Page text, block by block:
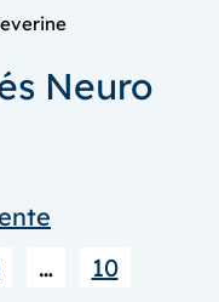
Neuro
…
10